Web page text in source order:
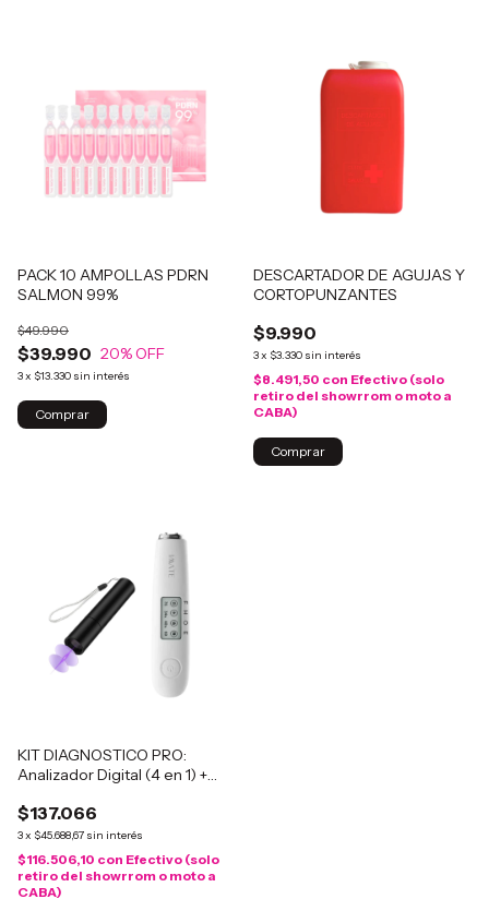
PACK 10 AMPOLLAS PDRN
SALMON 99%
$39.990
$49.990
20% OFF
3x $13.330 sin interés
DESCARTADOR DE AGUJAS Y
CORTOPUNZANTES
$9.990
3x $3.330 sin interés
$8.491,50 con Efectivo (solo
retiro del showrrom o moto a
CABA)
KIT DIAGNOSTICO PRO:
Analizador Digital (4 en 1) +
$137.066
3x $45.688,67 sin interés
$116.506,10 con Efectivo (solo
retiro del showrrom o moto a
CABA)